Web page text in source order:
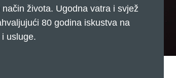
života. Ugodna vatra i svjež
80 godina iskustva na
usluge.